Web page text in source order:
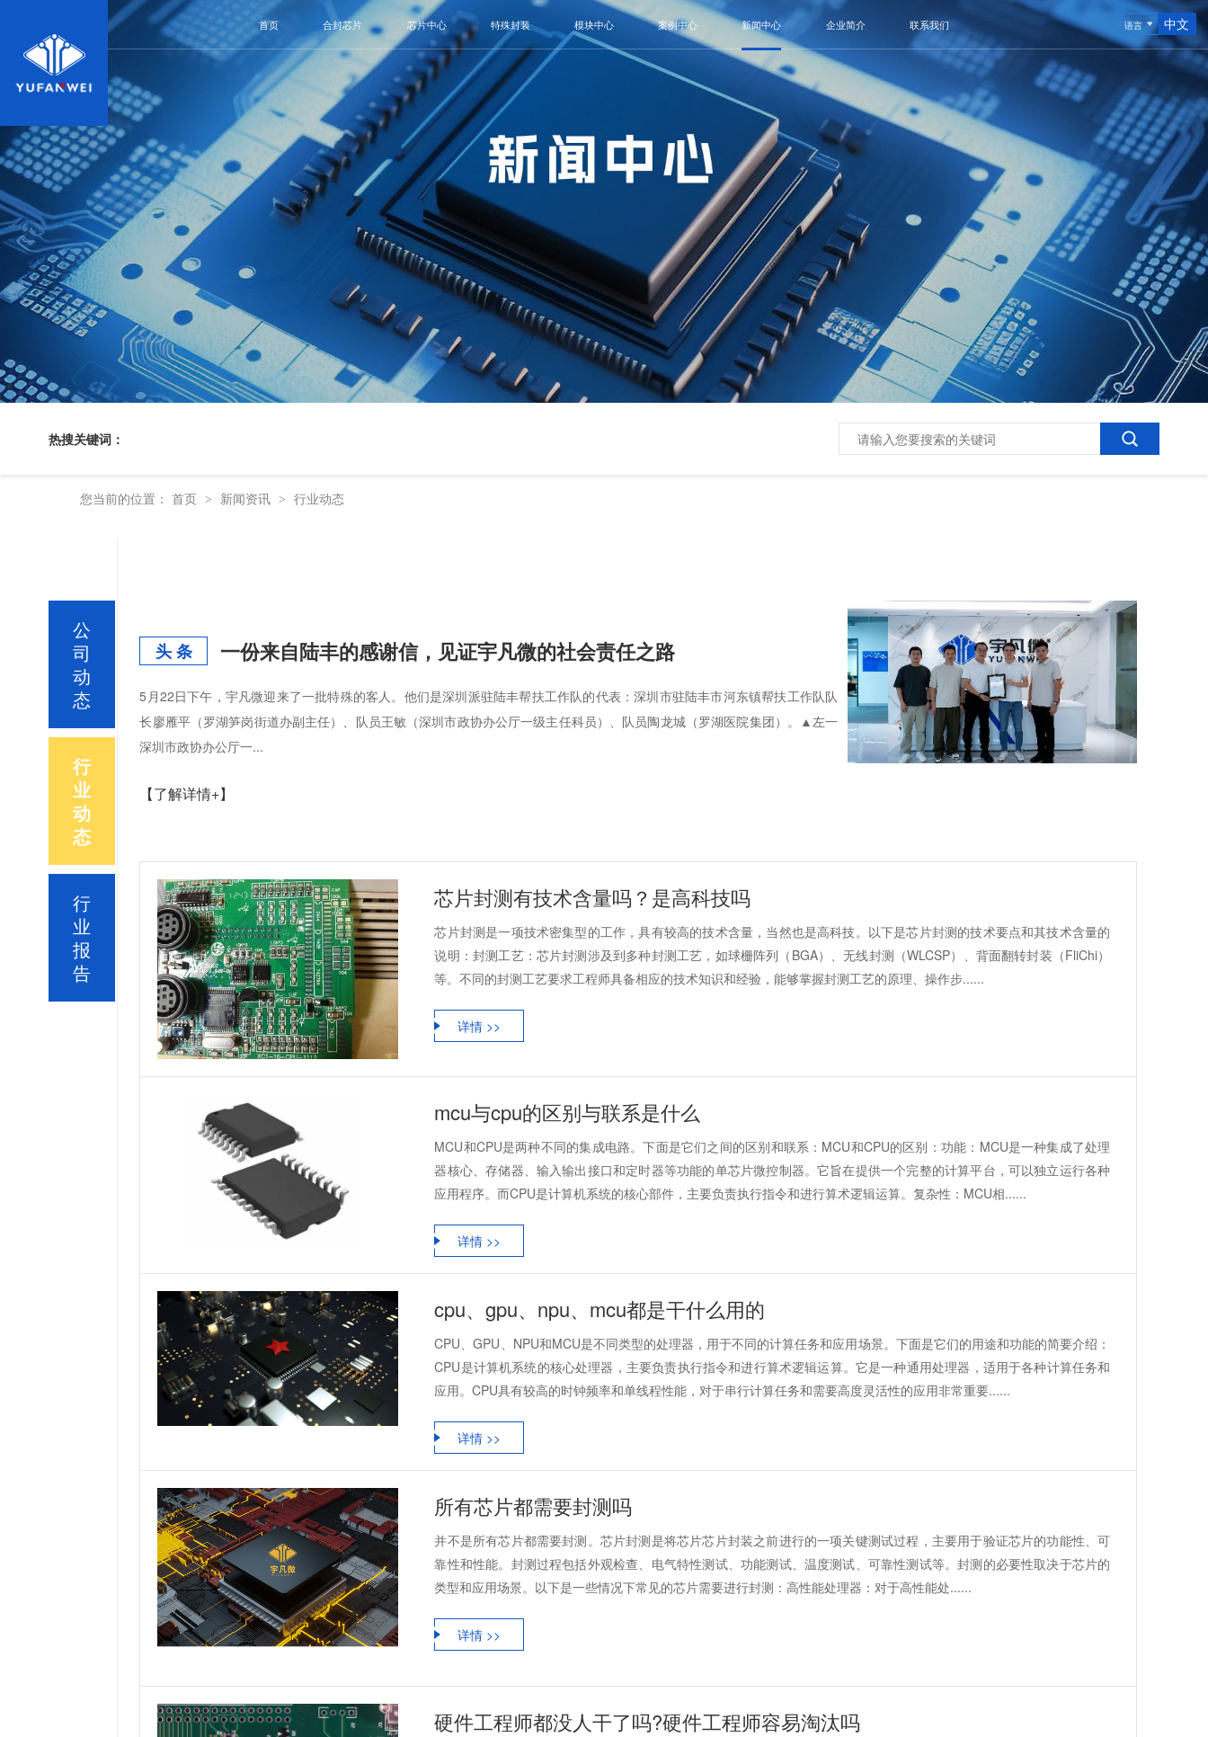
语言 中文
首页 合封芯片 芯片中心 特殊封装 模块中心 案例中心 新闻中心 企业简介 联系我们
热搜关键词：
您当前的位置： 首页 > 新闻资讯 > 行业动态
头 条 一份来自陆丰的感谢信，见证宇凡微的社会责任之路
5月22日下午，宇凡微迎来了一批特殊的客人。他们是深圳派驻陆丰帮扶工作队的代表：深圳市驻陆丰市河东镇帮扶工作队队
长廖雁平（罗湖笋岗街道办副主任）、队员王敏（深圳市政协办公厅一级主任科员）、队员陶龙城（罗湖医院集团）。▲左一
深圳市政协办公厅一...
【了解详情+】
芯片封测有技术含量吗？是高科技吗
芯片封测是一项技术密集型的工作，具有较高的技术含量，当然也是高科技。以下是芯片封测的技术要点和其技术含量的
说明：封测工艺：芯片封测涉及到多种封测工艺，如球栅阵列（BGA）、无线封测（WLCSP）、背面翻转封装（FliChi）
等。不同的封测工艺要求工程师具备相应的技术知识和经验，能够掌握封测工艺的原理、操作步......
详情 >>
mcu与cpu的区别与联系是什么
MCU和CPU是两种不同的集成电路。下面是它们之间的区别和联系：MCU和CPU的区别：功能：MCU是一种集成了处理
器核心、存储器、输入输出接口和定时器等功能的单芯片微控制器。它旨在提供一个完整的计算平台，可以独立运行各种
应用程序。而CPU是计算机系统的核心部件，主要负责执行指令和进行算术逻辑运算。复杂性：MCU相......
详情 >>
cpu、gpu、npu、mcu都是干什么用的
CPU、GPU、NPU和MCU是不同类型的处理器，用于不同的计算任务和应用场景。下面是它们的用途和功能的简要介绍：
CPU是计算机系统的核心处理器，主要负责执行指令和进行算术逻辑运算。它是一种通用处理器，适用于各种计算任务和
应用。CPU具有较高的时钟频率和单线程性能，对于串行计算任务和需要高度灵活性的应用非常重要......
详情 >>
所有芯片都需要封测吗
并不是所有芯片都需要封测。芯片封测是将芯片芯片封装之前进行的一项关键测试过程，主要用于验证芯片的功能性、可
靠性和性能。封测过程包括外观检查、电气特性测试、功能测试、温度测试、可靠性测试等。封测的必要性取决于芯片的
类型和应用场景。以下是一些情况下常见的芯片需要进行封测：高性能处理器：对于高性能处......
详情 >>
硬件工程师都没人干了吗?硬件工程师容易淘汰吗
公
司
动
态
行
业
动
态
行
业
报
告